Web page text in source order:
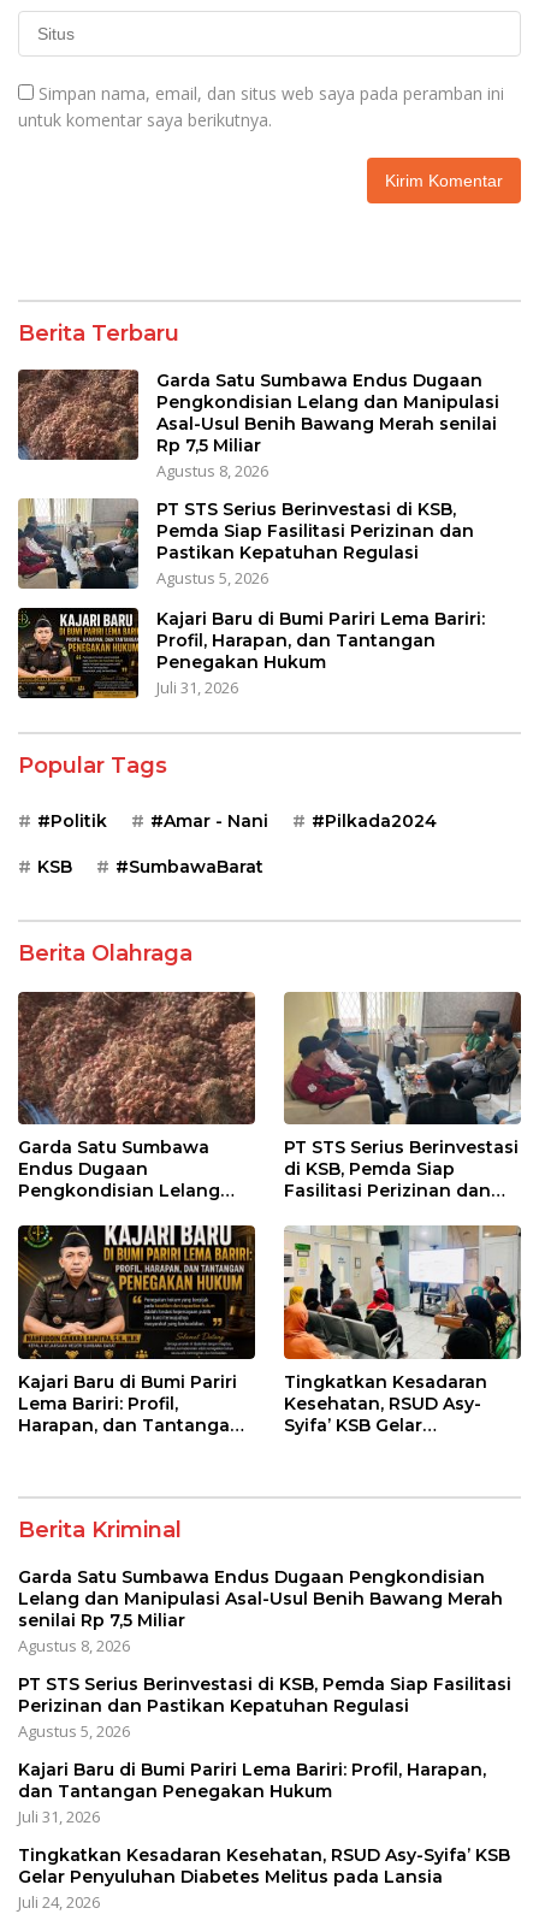
Simpan nama, email, dan situs web saya pada peramban ini
untuk komentar saya berikutnya.
Berita Terbaru
Garda Satu Sumbawa Endus Dugaan
Pengkondisian Lelang dan Manipulasi
Asal-Usul Benih Bawang Merah senilai
Rp 7,5 Miliar
Agustus 8, 2026
PT STS Serius Berinvestasi di KSB,
Pemda Siap Fasilitasi Perizinan dan
Pastikan Kepatuhan Regulasi
Agustus 5, 2026
Kajari Baru di Bumi Pariri Lema Bariri:
Profil, Harapan, dan Tantangan
Penegakan Hukum
Juli 31, 2026
Popular Tags
#Politik #Amar - Nani #Pilkada2024
KSB #SumbawaBarat
Berita Olahraga
Garda Satu Sumbawa
Endus Dugaan
Pengkondisian Lelang
Benih Bawang Merah
senilai Rp 7,5 Miliar
PT STS Serius Berinvestasi
di KSB, Pemda Siap
Fasilitasi Perizinan dan
Regulasi
Kajari Baru di Bumi Pariri
Lema Bariri: Profil,
Harapan, dan Tantangan
Tingkatkan Kesadaran
Kesehatan, RSUD Asy-
Syifa’ KSB Gelar
Berita Kriminal
Garda Satu Sumbawa Endus Dugaan Pengkondisian
Lelang dan Manipulasi Asal-Usul Benih Bawang Merah
senilai Rp 7,5 Miliar
Agustus 8, 2026
PT STS Serius Berinvestasi di KSB, Pemda Siap Fasilitasi
Perizinan dan Pastikan Kepatuhan Regulasi
Agustus 5, 2026
Kajari Baru di Bumi Pariri Lema Bariri: Profil, Harapan,
dan Tantangan Penegakan Hukum
Juli 31, 2026
Tingkatkan Kesadaran Kesehatan, RSUD Asy-Syifa’ KSB
Gelar Penyuluhan Diabetes Melitus pada Lansia
Juli 24, 2026